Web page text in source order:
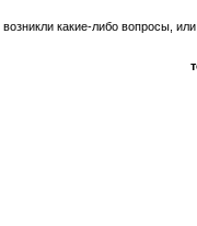
какие-либо вопросы,